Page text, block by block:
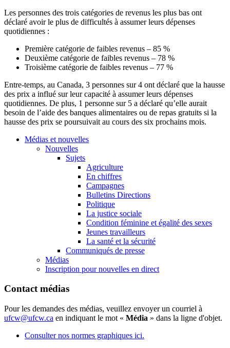
Les personnes des trois catégories de revenus les plus bas ont
déclaré avoir le plus de difficultés à assumer leurs dépenses
quotidiennes :
Première catégorie de faibles revenus – 85 %
Deuxième catégorie de faibles revenus – 78 %
Troisième catégorie de faibles revenus – 77 %
Entre-temps, au Canada, 3 personnes sur 4 ont déclaré que la hausse
des prix a influé sur leur capacité à assumer leurs dépenses
quotidiennes. De plus, 1 personne sur 5 a déclaré qu’elle aurait
besoin de l’aide des banques alimentaires ou de repas gratuits si la
hausse des prix se poursuivait au cours des six prochains mois.
Médias et nouvelles
Nouvelles
Sujets
Agriculture
En chiffres
Campagnes
Bulletins Directions
Politique
La justice sociale
Condition féminine et égalité des sexes
Jeunes travailleurs
La santé et la sécurité
Communiqués de presse
Médias
Inscription pour nouvelles en direct
Contact médias
Pour les demandes des médias, veuillez envoyer un courriel à
ufcw@ufcw.ca en indiquant le mot « Média » dans la ligne d'objet.
Consulter nos normes graphiques ici.